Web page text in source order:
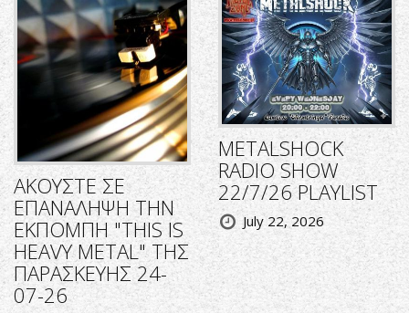
ΑΚΟΥΣΤΕ ΣΕ
ΕΠΑΝΑΛΗΨΗ ΤΗΝ
ΕΚΠΟΜΠΗ "THIS IS
HEAVY METAL" ΤΗΣ
ΠΑΡΑΣΚΕΥΗΣ 24-
07-26
METALSHOCK
RADIO SHOW
22/7/26 PLAYLIST
July 22, 2026